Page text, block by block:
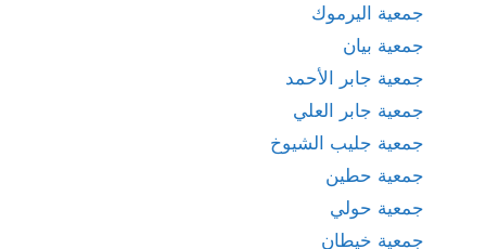
جمعية اليرموك
جمعية بيان
جمعية جابر الأحمد
جمعية جابر العلي
جمعية جليب الشيوخ
جمعية حطين
جمعية حولي
جمعية خيطان